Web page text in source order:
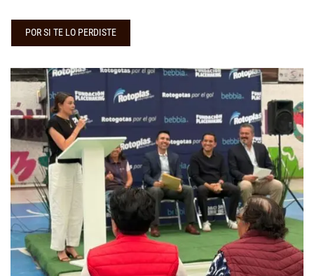
POR SI TE LO PERDISTE